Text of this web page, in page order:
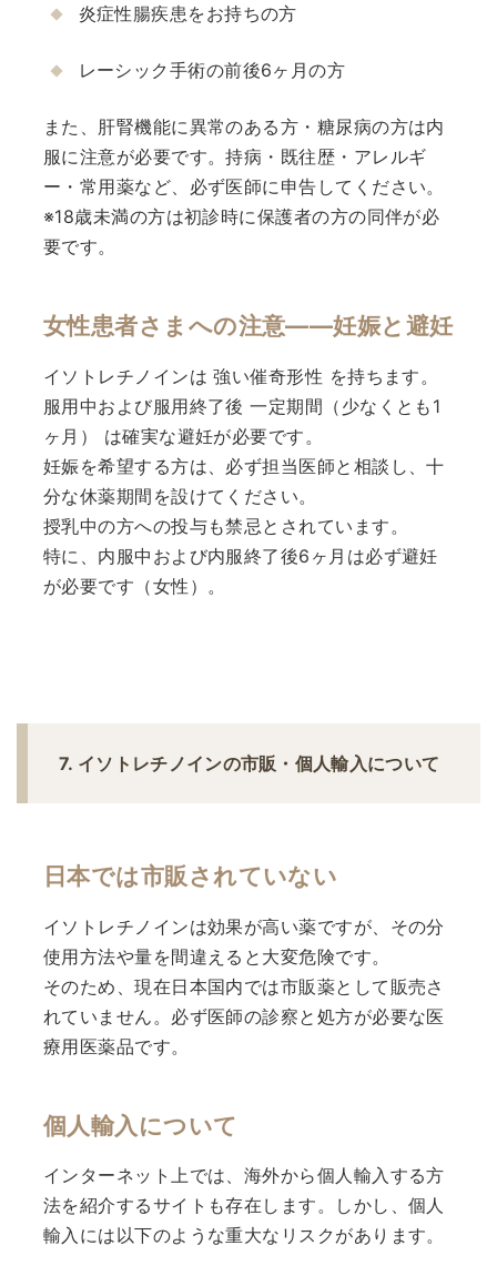
炎症性腸疾患をお持ちの方
レーシック手術の前後6ヶ月の方
また、肝腎機能に異常のある方・糖尿病の方は内
服に注意が必要です。持病・既往歴・アレルギ
ー・常用薬など、必ず医師に申告してください。
※18歳未満の方は初診時に保護者の方の同伴が必
要です。
女性患者さまへの注意——妊娠と避妊
イソトレチノインは 強い催奇形性 を持ちます。
服用中および服用終了後 一定期間（少なくとも1
ヶ月） は確実な避妊が必要です。
妊娠を希望する方は、必ず担当医師と相談し、十
分な休薬期間を設けてください。
授乳中の方への投与も禁忌とされています。
特に、内服中および内服終了後6ヶ月は必ず避妊
が必要です（女性）。
7. イソトレチノインの市販・個人輸入について
日本では市販されていない
イソトレチノインは効果が高い薬ですが、その分
使用方法や量を間違えると大変危険です。
そのため、現在日本国内では市販薬として販売さ
れていません。必ず医師の診察と処方が必要な医
療用医薬品です。
個人輸入について
インターネット上では、海外から個人輸入する方
法を紹介するサイトも存在します。しかし、個人
輸入には以下のような重大なリスクがあります。